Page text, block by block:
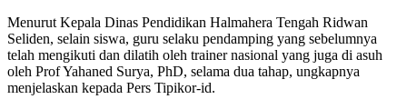
Menurut Kepala Dinas Pendidikan Halmahera Tengah Ridwan
Seliden, selain siswa, guru selaku pendamping yang sebelumnya
telah mengikuti dan dilatih oleh trainer nasional yang juga di asuh
oleh Prof Yahaned Surya, PhD, selama dua tahap, ungkapnya
menjelaskan kepada Pers Tipikor-id.